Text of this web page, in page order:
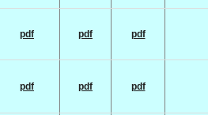
pdf pdf pdf
pdf pdf pdf